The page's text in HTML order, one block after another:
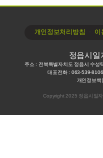
개인정보처리방침 이
정읍시일
주소 : 전북특별자치도 정읍시 수성
대표전화 : 063-539-8106
개인정보책
Copyright 2025 정읍시일